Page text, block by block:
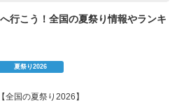
行こう！全国の夏祭り情報やランキ
夏祭り2026
【全国の夏祭り2026】